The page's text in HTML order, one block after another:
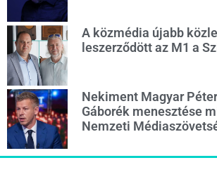
A közmédia újabb
leszerződött az M1 a
Nekiment Magyar
Gáborék menesztése
Nemzeti